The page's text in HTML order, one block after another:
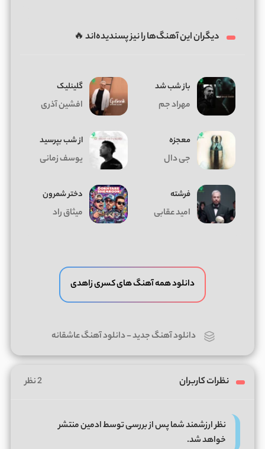
دیگران این آهنگ‌ها را نیز پسندیده‌اند 🔥
باز شب شد
مهراد جم
گلینلیک
افشین آذری
معجزه
جی دال
از شب بپرسید
یوسف زمانی
فرشته
امید عقابی
دختر شمرون
میثاق راد
دانلود همه آهنگ های کسری زاهدی
دانلود آهنگ جدید-دانلود آهنگ عاشقانه
نظرات کاربران 2 نظر
نظر ارزشمند شما پس از بررسی توسط ادمین منتشر
خواهد شد.